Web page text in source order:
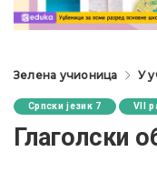
Зелена учионица У
Српски језик 7 VII
Глаголски